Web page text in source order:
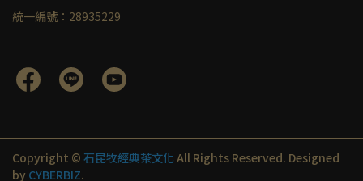
統一編號：28935229
Copyright © 石昆牧經典茶文化 All Rights Reserved. Designed
by CYBERBIZ.